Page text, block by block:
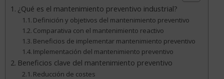
¿Qué es el mantenimiento preventivo industrial?
Definición y objetivos del mantenimiento preventivo
Comparativa con el mantenimiento reactivo
Beneficios de implementar mantenimiento preventivo
Implementación del mantenimiento preventivo
Beneficios clave del mantenimiento preventivo
Reducción de costes